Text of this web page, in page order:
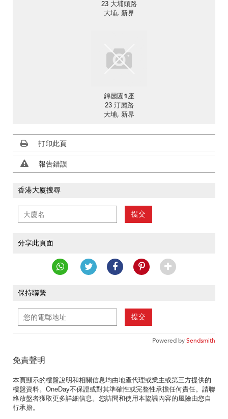
23 大埔頭路
大埔, 新界
錦麗園1座
23 汀麗路
大埔, 新界
打印此頁
報告錯誤
香港大廈搜尋
提交
分享此頁面
保持聯繫
提交
Powered bySendsmith
免責聲明
本頁顯示的樓盤說明和相關信息均由地產代理或業主或第三方提供的
樓盤資料。OneDay不保證或對其準確性或完整性承擔任何責任。請聯
絡放盤者獲取更多詳細信息。您訪問和使用本協議內容的風險由您自
行承擔。